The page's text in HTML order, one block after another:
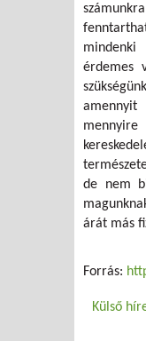
mindenki
érdemes
de nem
árát más
Forrás:
Külső